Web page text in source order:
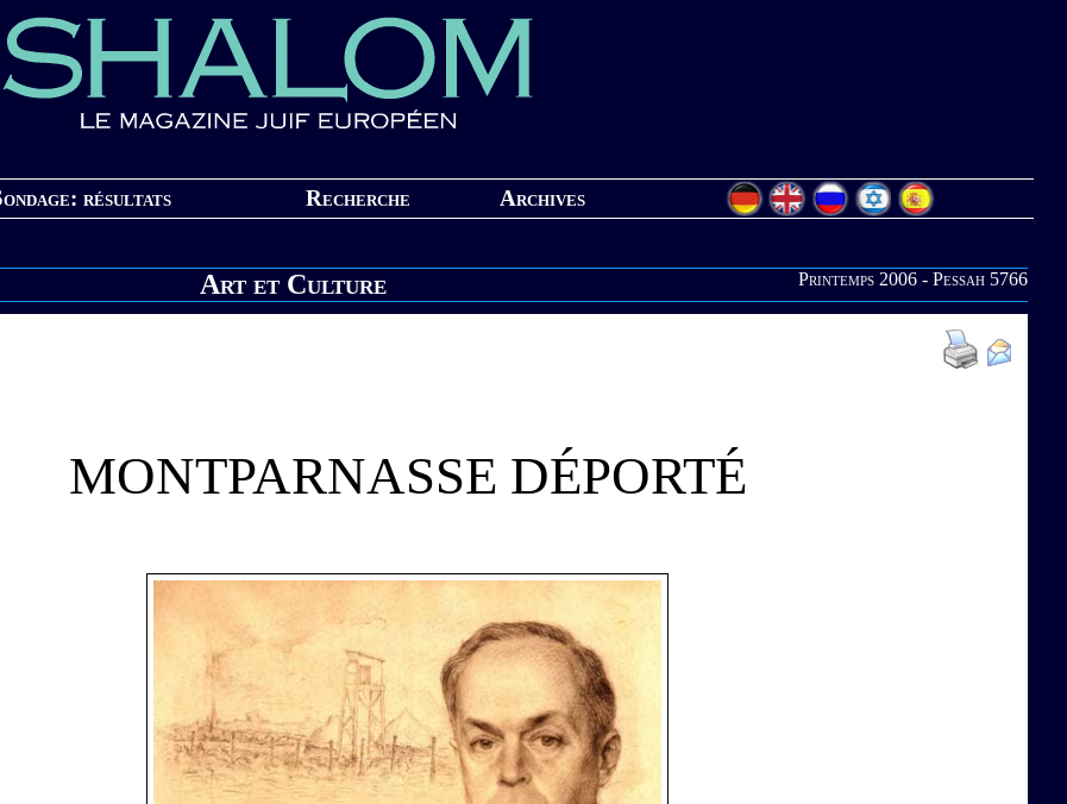
résultats Recherche Archives
Art et Culture Printemps 2006 - Pessah 5766
MONTPARNASSE DÉPORTÉ